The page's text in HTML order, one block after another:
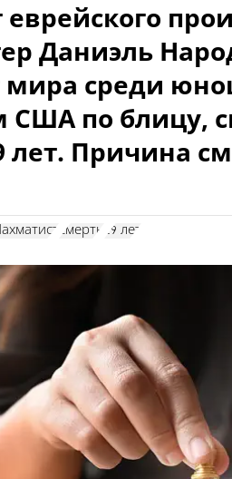
Даниэль
мира среди
по блицу,
лет. Причина
смерть 29 лет